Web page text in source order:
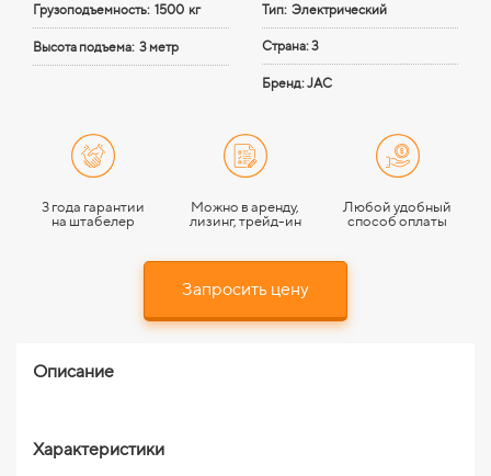
Грузоподъемность: 1500 кг
Высота подъема: 3 метр
Тип: Электрический
Страна: 3
Бренд: JAC
3 года гарантии
на штабелер
Можно в аренду,
лизинг, трейд-ин
Любой удобный
способ оплаты
Запросить цену
Описание
Характеристики